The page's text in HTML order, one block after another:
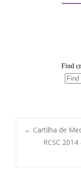
Post
← Cartilha de
RCSC